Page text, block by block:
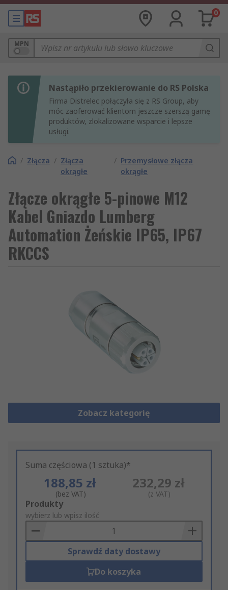
0
MPN
Nastąpiło przekierowanie do RS Polska
Firma Distrelec połączyła się z RS Group, aby
móc zaoferować klientom jeszcze szerszą gamę
produktów, zlokalizowane wsparcie i lepsze
usługi.
/ Złącza / Złącza
okrągłe
/ Przemysłowe złącza
okrągłe
Złącze okrągłe 5-pinowe M12
Kabel Gniazdo Lumberg
Automation Żeńskie IP65, IP67
RKCCS
Zobacz kategorię
Suma częściowa (1 sztuka)*
188,85 zł
(bez VAT)
232,29 zł
(z VAT)
Add
to
Basket
Produkty
wybierz lub wpisz ilość
Sprawdź daty dostawy
Do koszyka